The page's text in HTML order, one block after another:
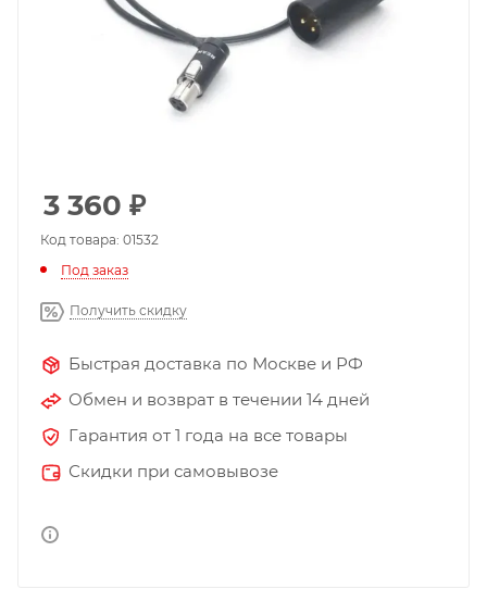
3 360 ₽
Код товара: 01532
Под заказ
Получить скидку
Быстрая доставка по Москве и РФ
Обмен и возврат в течении 14 дней
Гарантия от 1 года на все товары
Скидки при самовывозе